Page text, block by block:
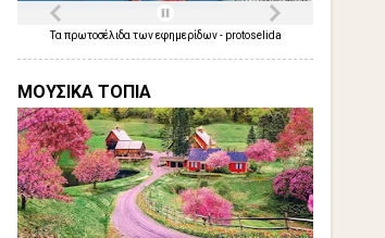
Τα πρωτοσέλιδα τωνεφημερίδων- protoselida
ΜΟΥΣΙΚΑ ΤΟΠΙΑ